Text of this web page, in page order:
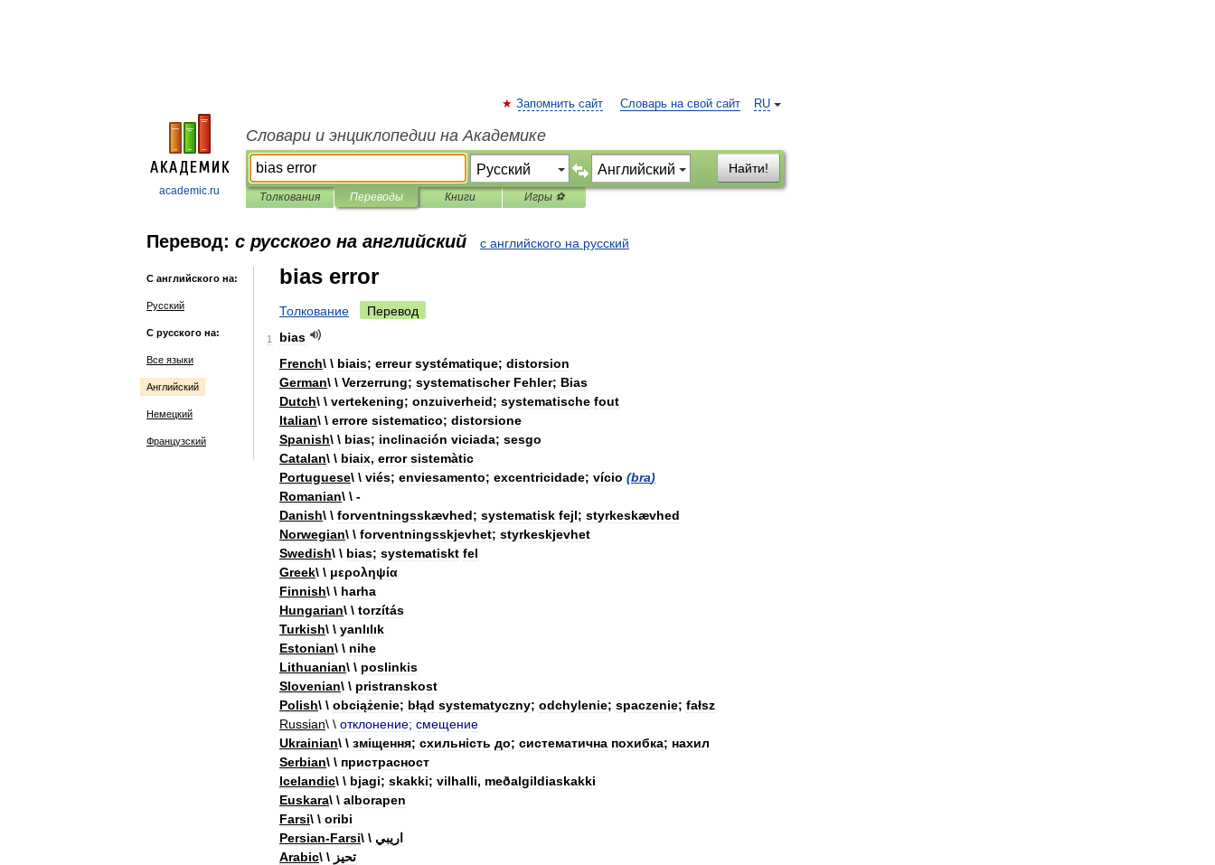
academic.ru
RU
Запомнить сайт Словарь на свой сайт
Словари и энциклопедии на Академике
Найти!
Толкования Переводы Книги Игры ⚽
Перевод: с русского на английский с английского на русский
С английского на:
Русский
С русского на:
Все языки
Английский
Немецкий
Французский
bias error
Толкование Перевод
1
bias
French\ \ biais; erreur systématique; distorsion
German\ \ Verzerrung; systematischer Fehler; Bias
Dutch\ \ vertekening; onzuiverheid; systematische fout
Italian\ \ errore sistematico; distorsione
Spanish\ \ bias; inclinación viciada; sesgo
Catalan\ \ biaix, error sistemàtic
Portuguese\ \ viés; enviesamento; excentricidade; vício (bra)
Romanian\ \ -
Danish\ \ forventningsskævhed; systematisk fejl; styrkeskævhed
Norwegian\ \ forventningsskjevhet; styrkeskjevhet
Swedish\ \ bias; systematiskt fel
Greek\ \ μεροληψία
Finnish\ \ harha
Hungarian\ \ torzítás
Turkish\ \ yanlılık
Estonian\ \ nihe
Lithuanian\ \ poslinkis
Slovenian\ \ pristranskost
Polish\ \ obciążenie; błąd systematyczny; odchylenie; spaczenie; fałsz
Russian\ \ отклонение; смещение
Ukrainian\ \ зміщення; схильність до; систематична похибка; нахил
Serbian\ \ пристрасност
Icelandic\ \ bjagi; skakki; vilhalli, meðalgildiaskakki
Euskara\ \ alborapen
Farsi\ \ oribi
Persian-Farsi\ \ اريبي
Arabic\ \ تحيز